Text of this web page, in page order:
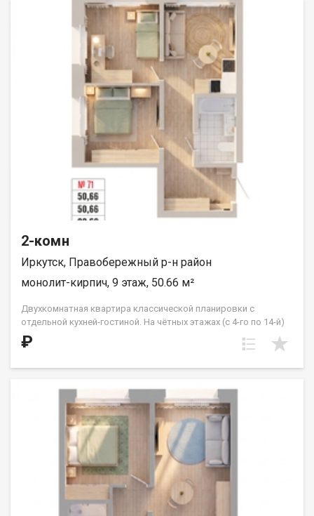
«ДЕСС-Инвест» (Группа строительных компаний «Восток
Центр Иркутск»)
2-комн
Иркутск, Правобережный р-н район
монолит-кирпич, 9 этаж, 50.66 м²
Двухкомнатная квартира классической планировки с
отдельной кухней-гостиной. На чётных этажах (с 4-го по 14-й)
из кухни предусмотрен выход на французский балкон.
Расположение квартиры — угловое, с выходом на солнечную
строительных компаний «Восток Центр Иркутск»)
₽